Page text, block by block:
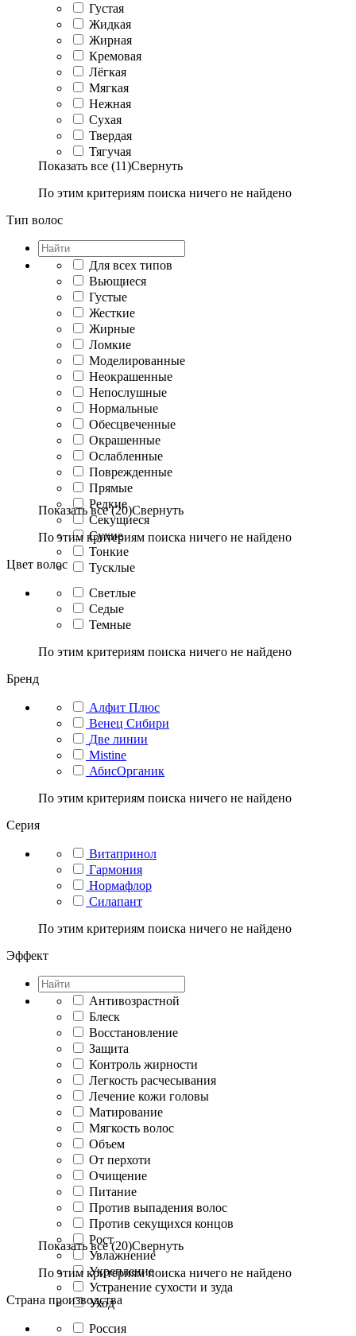
Густая
Жидкая
Жирная
Кремовая
Лёгкая
Мягкая
Нежная
Сухая
Твердая
Тягучая
Показать все (11)Свернуть
По этим критериям поиска ничего не найдено
Тип волос
Для всех типов
Вьющиеся
Густые
Жесткие
Жирные
Ломкие
Моделированные
Неокрашенные
Непослушные
Нормальные
Обесцвеченные
Окрашенные
Ослабленные
Поврежденные
Прямые
Редкие
Секущиеся
Сухие
Тонкие
Тусклые
Показать все (20)Свернуть
По этим критериям поиска ничего не найдено
Цвет волос
Светлые
Седые
Темные
По этим критериям поиска ничего не найдено
Бренд
Алфит Плюс
Венец Сибири
Две линии
Mistine
АбисОрганик
По этим критериям поиска ничего не найдено
Серия
Витапринол
Гармония
Нормафлор
Силапант
По этим критериям поиска ничего не найдено
Эффект
Антивозрастной
Блеск
Восстановление
Защита
Контроль жирности
Легкость расчесывания
Лечение кожи головы
Матирование
Мягкость волос
Объем
От перхоти
Очищение
Питание
Против выпадения волос
Против секущихся концов
Рост
Увлажнение
Укрепление
Устранение сухости и зуда
Уход
Показать все (20)Свернуть
По этим критериям поиска ничего не найдено
Страна производства
Россия